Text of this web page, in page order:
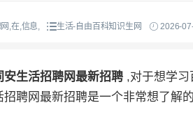
,在,信息, 生活-自由百科知识生网 2026-
安生活招聘网最新招聘 ,对于想学
聘网最新招聘是一个非常想了解